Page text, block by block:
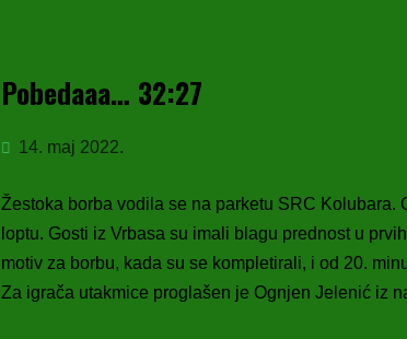
Pobedaaa… 32:27
14. maj 2022.
Žestoka borba vodila se na parketu SRC
loptu. Gosti iz Vrbasa su imali blagu prednost u
motiv za borbu, kada su se kompletirali, i od 20.
Za igrača utakmice proglašen je Ognjen Jelenić iz